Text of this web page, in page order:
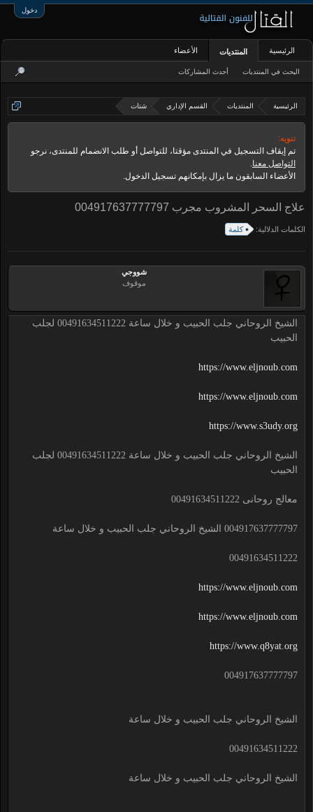
دخول
الرئيسية المنتديات القسم الإداري شتات
تنويه:
تم إيقاف التسجيل في المنتدى مؤقتا، للتواصل أو طلب الانضمام للمنتدى، نرجو
التواصل معنا.
الأعضاء السابقون ما يزال بإمكانهم تسجيل الدخول.
علاج السحر المشروب مجرب 004917637777797
الكلمات الدلالية: كلمة
شووجي
موقوف
الشيخ الروحاني جلب الحبيب و خلال ساعة 00491634511222 لجلب
الحبيب
https://www.eljnoub.com
https://www.eljnoub.com
https://www.s3udy.org
الشيخ الروحاني جلب الحبيب و خلال ساعة 00491634511222 لجلب
الحبيب
معالج روحانى 00491634511222
004917637777797 الشيخ الروحاني جلب الحبيب و خلال ساعة
00491634511222
https://www.eljnoub.com
https://www.eljnoub.com
https://www.q8yat.org
004917637777797
الشيخ الروحاني جلب الحبيب و خلال ساعة
00491634511222
الشيخ الروحاني جلب الحبيب و خلال ساعة
الرئيسية المنتديات
البحث في المنتديات أحدث المشاركات
الأعضاء